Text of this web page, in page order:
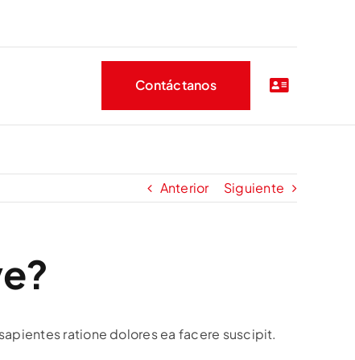
Contáctanos
Anterior Siguiente
ratione dolores ea facere suscipit.